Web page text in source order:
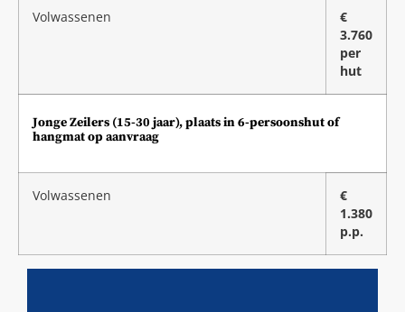
Volwassenen
€
3.760
per
hut
Jonge Zeilers (15-30 jaar), plaats in 6-persoonshut of
hangmat op aanvraag
Volwassenen
€
1.380
p.p.